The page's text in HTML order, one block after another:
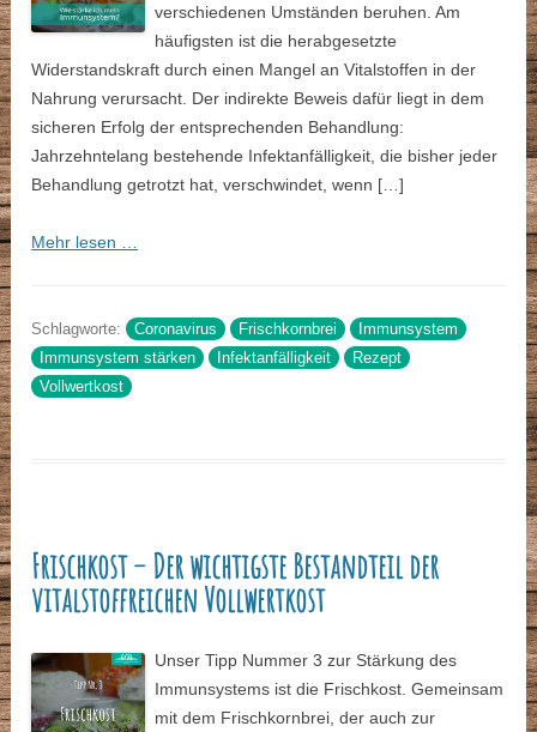
verschiedenen Umständen beruhen. Am
häufigsten ist die herabgesetzte
Widerstandskraft durch einen Mangel an Vitalstoffen in der
Nahrung verursacht. Der indirekte Beweis dafür liegt in dem
sicheren Erfolg der entsprechenden Behandlung:
Jahrzehntelang bestehende Infektanfälligkeit, die bisher jeder
Behandlung getrotzt hat, verschwindet, wenn […]
Mehr lesen …
Schlagworte: Coronavirus Frischkornbrei
Immunsystem
Immunsystem stärken
Infektanfälligkeit
Rezept
Vollwertkost
Frischkost – Der wichtigste Bestandteil der
vitalstoffreichen Vollwertkost
Unser Tipp Nummer 3 zur Stärkung des
Immunsystems ist die Frischkost. Gemeinsam
mit dem Frischkornbrei, der auch zur